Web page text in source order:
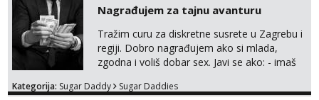
Nagrađujem za tajnu avanturu
Tražim curu za diskretne susrete u Zagrebu i
regiji. Dobro nagrađujem ako si mlada,
zgodna i voliš dobar sex. Javi se ako: - imaš
kosu - se dobro ljubiš - si fleksibilna s
Kategorija: Sugar Daddy Sugar Daddies